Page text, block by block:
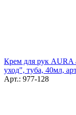
Крем для рук AURA
уход", туба, 40мл,
Арт.: 977-128